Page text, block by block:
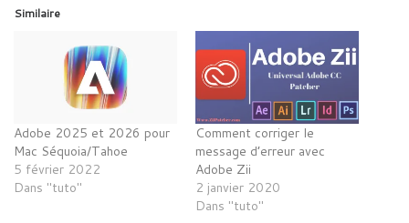
Similaire
Adobe 2025 et 2026 pour
Mac Séquoia/Tahoe
5 février 2022
Dans "tuto"
Comment corriger le
message d’erreur avec
Adobe Zii
2 janvier 2020
Dans "tuto"